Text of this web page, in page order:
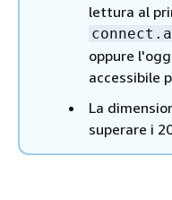
lettura al
oppure
accessibile
La
superare i